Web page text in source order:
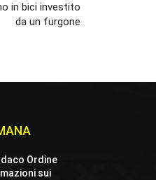
in bici investito
da un furgone
Ordine
sui